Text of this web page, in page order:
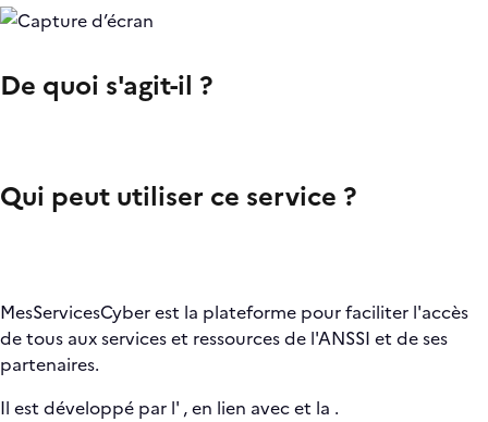
De quoi s'agit-il ?
Qui peut utiliser ce service ?
MesServicesCyber est la plateforme pour faciliter l'accès
de tous aux services et ressources de l'ANSSI et de ses
partenaires.
Il est développé par l' , en lien avecet la .